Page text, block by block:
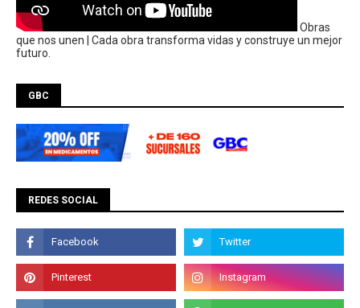
Obras
que nos unen | Cada obra transforma vidas y construye un mejor
futuro.
GBC
REDES SOCIAL